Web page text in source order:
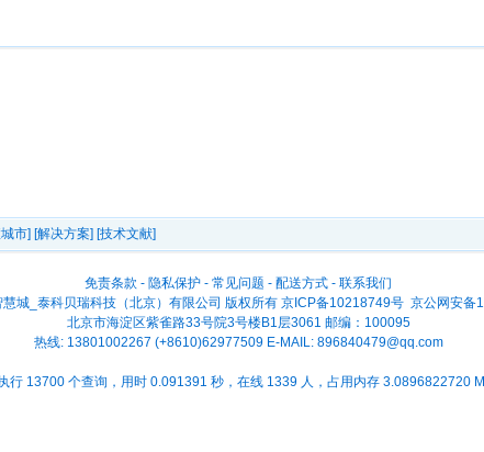
市] [解决方案] [技术文献]
免责条款 - 隐私保护 - 常见问题 - 配送方式 - 联系我们
城_泰科贝瑞科技（北京）有限公司 版权所有 京ICP备10218749号 京公网安备
北京市海淀区紫雀路33号院3号楼B1层3061 邮编：100095
热线: 13801002267 (+8610)62977509 E-MAIL: 896840479@qq.com
行 13700 个查询，用时 0.091391 秒，在线 1339 人，占用内存 3.0896822720